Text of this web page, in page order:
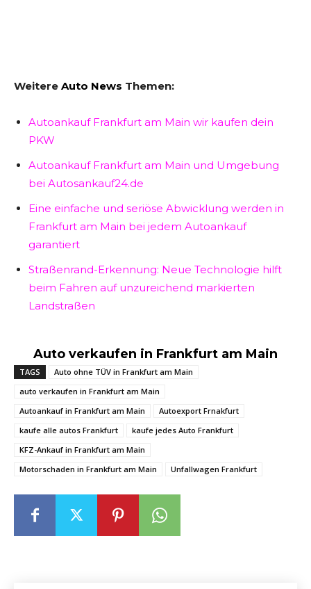
Weitere Auto News Themen:
Autoankauf Frankfurt am Main wir kaufen dein
PKW
Autoankauf Frankfurt am Main und Umgebung
bei Autosankauf24.de
Eine einfache und seriöse Abwicklung werden in
Frankfurt am Main bei jedem Autoankauf
garantiert
Straßenrand-Erkennung: Neue Technologie hilft
beim Fahren auf unzureichend markierten
Landstraßen
Auto verkaufen in Frankfurt am Main
TAGS
Auto ohne TÜV in Frankfurt am Main
auto verkaufen in Frankfurt am Main
Autoankauf in Frankfurt am Main
Autoexport Frnakfurt
kaufe alle autos Frankfurt
kaufe jedes Auto Frankfurt
KFZ-Ankauf in Frankfurt am Main
Motorschaden in Frankfurt am Main
Unfallwagen Frankfurt